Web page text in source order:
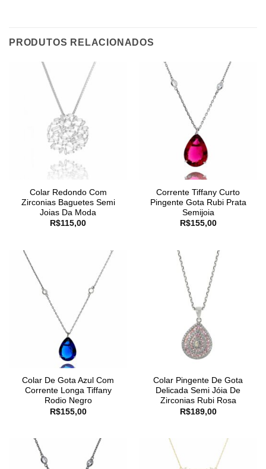
PRODUTOS RELACIONADOS
Colar Redondo Com
Zirconias Baguetes Semi
Joias Da Moda
R$115,00
Corrente Tiffany Curto
Pingente Gota Rubi Prata
Semijoia
R$155,00
Colar De Gota Azul Com
Corrente Longa Tiffany
Rodio Negro
R$155,00
Colar Pingente De Gota
Delicada Semi Jóia De
Zirconias Rubi Rosa
R$189,00